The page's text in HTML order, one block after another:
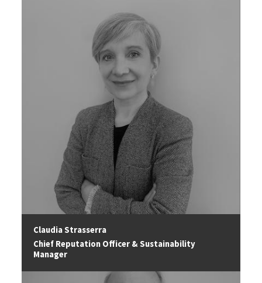
Claudia Strasserra
Chief Reputation Officer & Sustainability
Manager